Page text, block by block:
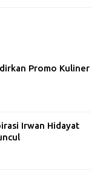
Promo Kuliner
Irwan Hidayat